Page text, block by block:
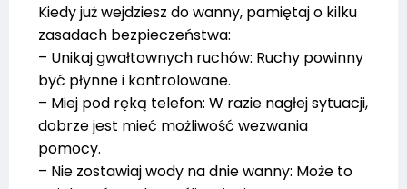
Kiedy już wejdziesz do wanny, pamiętaj o kilku
zasadach bezpieczeństwa:
– Unikaj gwałtownych ruchów: Ruchy powinny
być płynne i kontrolowane.
– Miej pod ręką telefon: W razie nagłej sytuacji,
dobrze jest mieć możliwość wezwania
pomocy.
– Nie zostawiaj wody na dnie wanny: Może to